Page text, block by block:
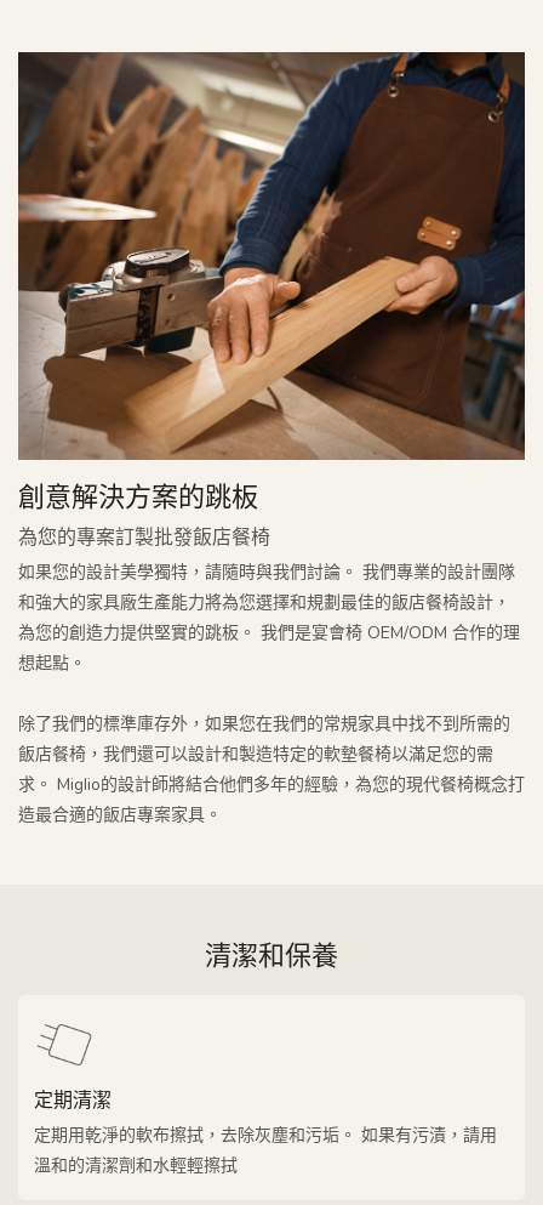
創意解決方案的跳板
為您的專案訂製批發飯店餐椅
如果您的設計美學獨特，請隨時與我們討論。 我們專業的設計團隊
和強大的家具廠生產能力將為您選擇和規劃最佳的飯店餐椅設計，
為您的創造力提供堅實的跳板。 我們是宴會椅 OEM/ODM 合作的理
想起點。
除了我們的標準庫存外，如果您在我們的常規家具中找不到所需的
飯店餐椅，我們還可以設計和製造特定的軟墊餐椅以滿足您的需
求。 Miglio的設計師將結合他們多年的經驗，為您的現代餐椅概念打
造最合適的飯店專案家具。
清潔和保養
定期清潔
定期用乾淨的軟布擦拭，去除灰塵和污垢。 如果有污漬，請用
溫和的清潔劑和水輕輕擦拭